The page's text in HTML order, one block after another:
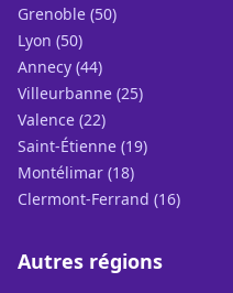
Grenoble (50)
Lyon (50)
Annecy (44)
Villeurbanne (25)
Valence (22)
Saint-Étienne (19)
Montélimar (18)
Clermont-Ferrand (16)
Autres régions